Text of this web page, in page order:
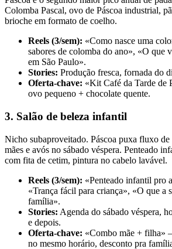
Colomba Pascal, ovo de Páscoa industrial,
brioche em formato de coelho.
Reels (3/sem): «Como nasce uma
sabores de colomba do ano», «O que
em São Paulo».
Stories: Produção fresca, fornada do
Oferta-chave: «Kit Café da Tarde de
ovo pequeno + chocolate quente.
3. Salão de beleza infantil
Nicho subaproveitado. Páscoa puxa fluxo
mães e avós no sábado véspera. Penteado
com fita de cetim, pintura no cabelo lavável.
Reels (3/sem): «Penteado infantil pro
«Trança fácil para criança», «O que a
família».
Stories: Agenda do sábado véspera,
e depois.
Oferta-chave: «Combo mãe + filha»
no mesmo horário, desconto pra